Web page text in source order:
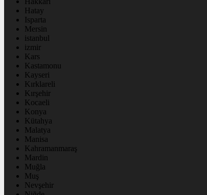
Hatay
Isparta
Mersin
istanbul
izmir
Kars
Kastamonu
Kayseri
Kırklareli
Kırşehir
Kocaeli
Konya
Kütahya
Malatya
Manisa
Kahramanmaraş
Mardin
Muğla
Muş
Nevşehir